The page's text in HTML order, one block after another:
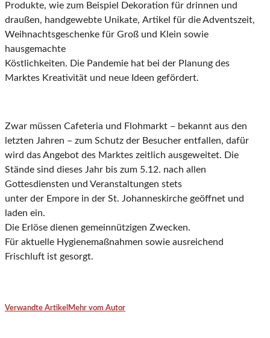
Produkte, wie zum Beispie l Dekoration für drinnen und
draußen, handgewebte Unikate, Artikel für die Adventszeit,
Weihnachtsgeschenke für Groß und Klein sowie
hausgemachte
Köstlichkeiten. Die Pandemie hat bei der Planung des
Marktes Kreativität und neue Ideen gefördert.
Zwar müssen Cafeteria und Flohmarkt – bekannt aus den
letzten Jahren – zum Schutz der Besucher entfallen, dafür
wird das Angebot des Marktes zeitlich ausgeweitet. Die
Stände sind dieses Jahr bis zum 5.12. nach allen
Gottesdiensten und Veranstaltungen stets
unter der Empore in der St. Johanneskirche geöffnet und
laden ein.
Die Erlöse dienen gemeinnützigen Zwecken.
Für aktuelle Hygienemaßnahmen sowie ausreichend
Frischluft ist gesorgt.
Verwandte Artikel Mehr vom Autor